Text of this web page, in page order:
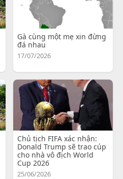
Gà cùng một mẹ xin đừng
đá nhau
17/07/2026
Chủ tịch FIFA xác nhận:
Donald Trump sẽ trao cúp
cho nhà vô địch World
Cup 2026
25/06/2026